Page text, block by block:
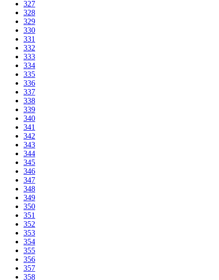
327
328
329
330
331
332
333
334
335
336
337
338
339
340
341
342
343
344
345
346
347
348
349
350
351
352
353
354
355
356
357
358